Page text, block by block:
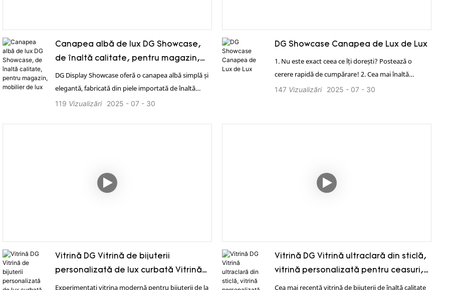
Canapea albă de lux DG Showcase,
de înaltă calitate, pentru magazin,
mobilier de lux
DG Display Showcase oferă o canapea albă simplă și
elegantă, fabricată din piele importată de înaltă
calitate, cu durabilitate, confort și opțiuni de
asigurarea calității. 4. Deținem certificări
internaționale de calitate, cum ar fi ISO și TUV etc. 5.
2025 07 30
119 Vizualizări
DG Showcase Canapea de Lux de Lux
1. Nu este exact ceea ce îți dorești? Postează o
cerere rapidă de cumpărare! 2. Cea mai înaltă
calitate cu materiale premium. 3. Preț direct din
SGS, Rosh, ISO9001 de încredere.
2025 07 30
147 Vizualizări
Vitrină DG Vitrină de bijuterii
personalizată de lux curbată Vitrină
de design vestimentar
Experimentați vitrina modernă pentru bijuterii de la
Vitrină DG Vitrină ultraclară din sticlă,
vitrină personalizată pentru ceasuri,
vitrină de bijuterii, blat
Cea mai recentă vitrină de bijuterii de înaltă calitate